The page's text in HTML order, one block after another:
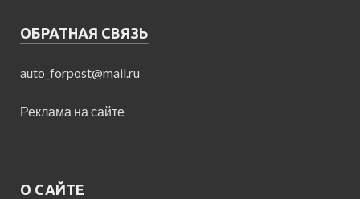
ОБРАТНАЯ СВЯЗЬ
auto_forpost@mail.ru
Реклама на сайте
О САЙТЕ